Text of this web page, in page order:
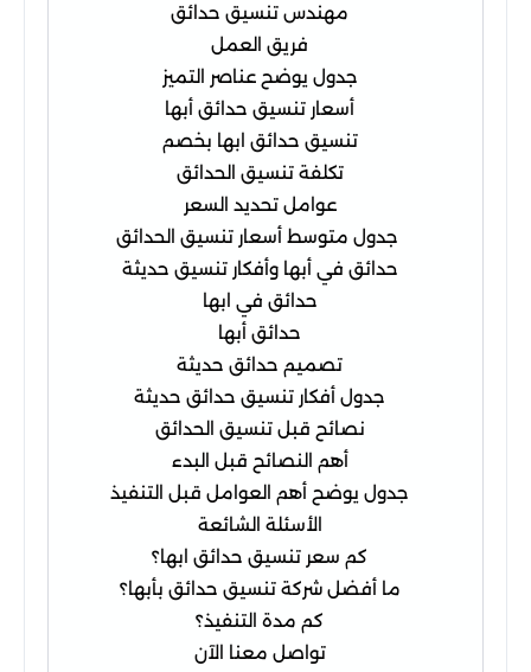
مهندس تنسيق حدائق
فريق العمل
جدول يوضح عناصر التميز
أسعار تنسيق حدائق أبها
تنسيق حدائق ابها بخصم
تكلفة تنسيق الحدائق
عوامل تحديد السعر
جدول متوسط أسعار تنسيق الحدائق
حدائق في أبها وأفكار تنسيق حديثة
حدائق في ابها
حدائق أبها
تصميم حدائق حديثة
جدول أفكار تنسيق حدائق حديثة
نصائح قبل تنسيق الحدائق
أهم النصائح قبل البدء
جدول يوضح أهم العوامل قبل التنفيذ
الأسئلة الشائعة
كم سعر تنسيق حدائق ابها؟
ما أفضل شركة تنسيق حدائق بأبها؟
كم مدة التنفيذ؟
تواصل معنا الآن